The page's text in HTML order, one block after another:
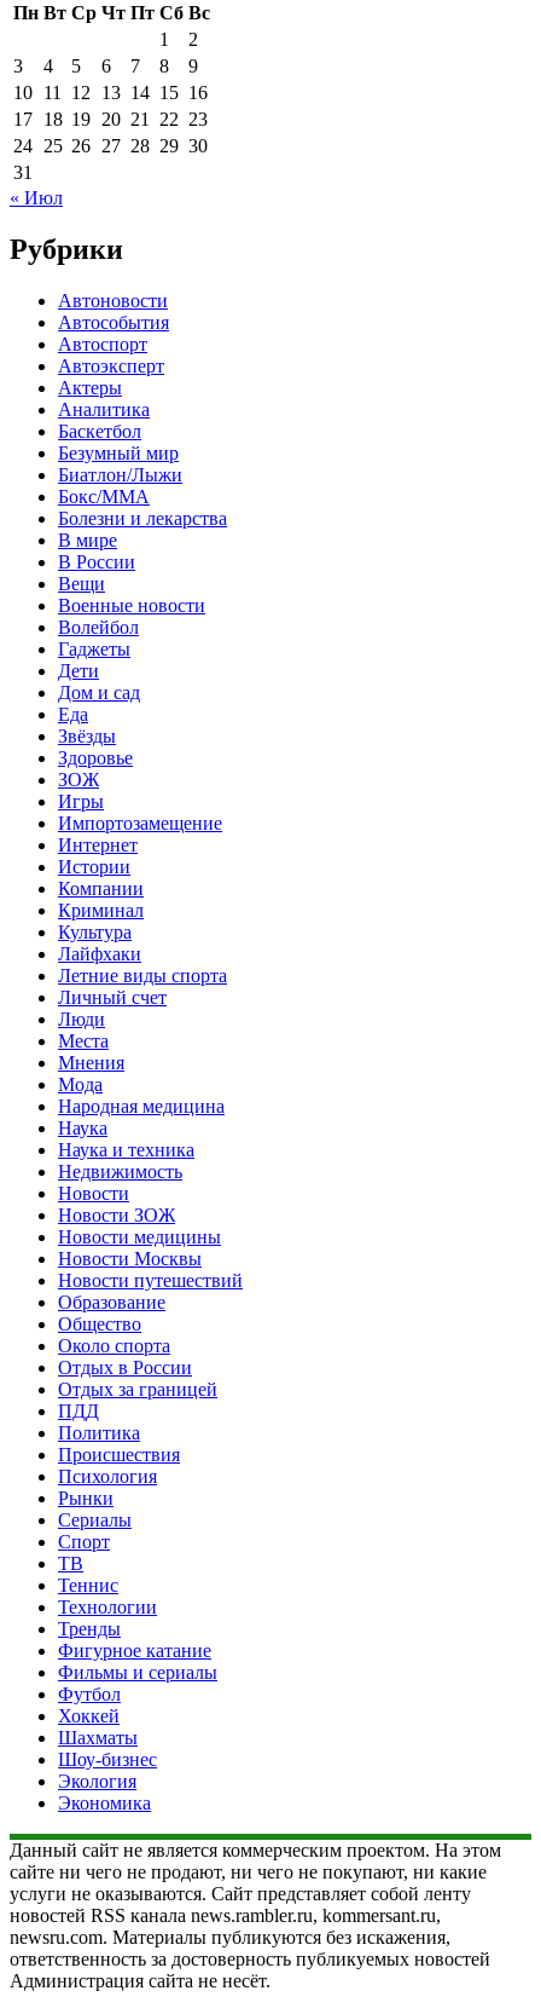
Пн Вт Ср Чт Пт Сб Вс
1
2
3
4 5 6 7 8
9
10 11 12 13 14 15 16
17 18 19 20 21 22 23
24 25 26 27 28 29 30
31
« Июл
Рубрики
Автоновости
Автособытия
Автоспорт
Автоэксперт
Актеры
Аналитика
Баскетбол
Безумный мир
Биатлон/Лыжи
Бокс/MMA
Болезни и лекарства
В мире
В России
Вещи
Военные новости
Волейбол
Гаджеты
Дети
Дом и сад
Еда
Звёзды
Здоровье
ЗОЖ
Игры
Импортозамещение
Интернет
Истории
Компании
Криминал
Культура
Лайфхаки
Летние виды спорта
Личный счет
Люди
Места
Мнения
Мода
Народная медицина
Наука
Наука и техника
Недвижимость
Новости
Новости ЗОЖ
Новости медицины
Новости Москвы
Новости путешествий
Образование
Общество
Около спорта
Отдых в России
Отдых за границей
ПДД
Политика
Происшествия
Психология
Рынки
Сериалы
Спорт
ТВ
Теннис
Технологии
Тренды
Фигурное катание
Фильмы и сериалы
Футбол
Хоккей
Шахматы
Шоу-бизнес
Экология
Экономика
Данный сайт не является коммерческим проектом. На этом
сайте ни чего не продают, ни чего не покупают, ни какие
услуги не оказываются. Сайт представляет собой ленту
новостей RSS канала news.rambler.ru, kommersant.ru,
newsru.com. Материалы публикуются без искажения,
ответственность за достоверность публикуемых новостей
Администрация сайта не несёт.